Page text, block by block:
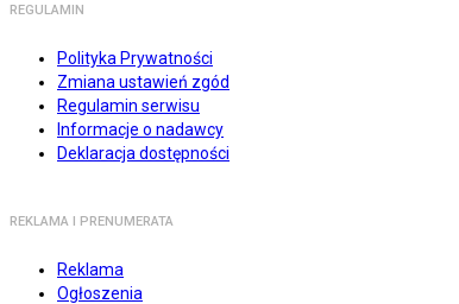
REGULAMIN
Polityka Prywatności
Zmiana ustawień zgód
Regulamin serwisu
Informacje o nadawcy
Deklaracja dostępności
REKLAMA I PRENUMERATA
Reklama
Ogłoszenia